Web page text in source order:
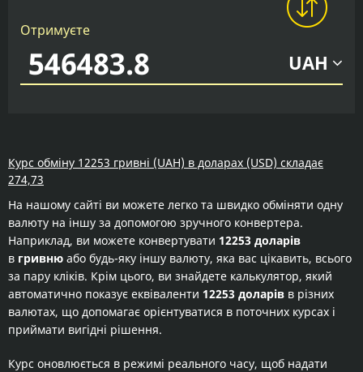
Отримуєте
UAH
Курс обміну 12253 гривні (UAH) в доларах (USD) складає
274,73
На нашому сайті ви можете легко та швидко обміняти одну
валюту на іншу за допомогою зручного конвертера.
Наприклад, ви можете конвертувати 12253 доларів
в гривню або будь-яку іншу валюту, яка вас цікавить, всього
за пару кліків. Крім цього, ви знайдете калькулятор, який
автоматично показує еквіваленти 12253 доларів в різних
валютах, що допомагає орієнтуватися в поточних курсах і
приймати вигідні рішення.
Курс оновлюється в режимі реального часу, щоб надати